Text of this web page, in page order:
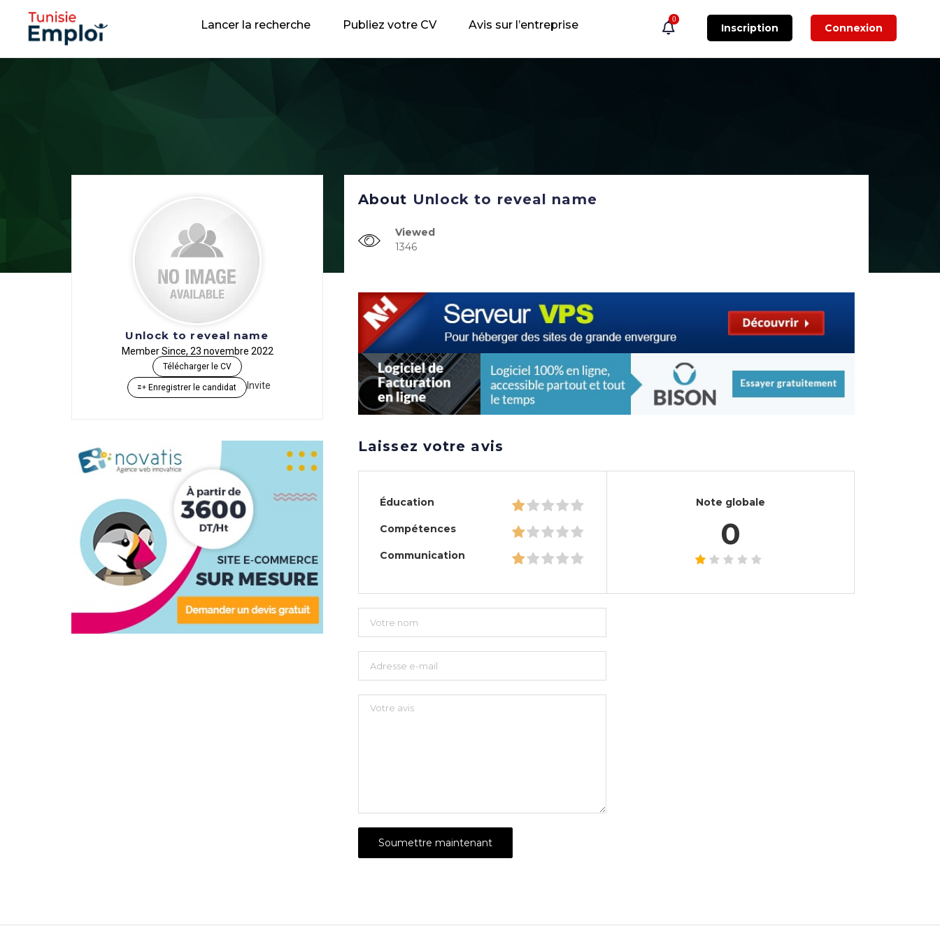
Lancer la recherche Publiez votre CV Avis sur l’entreprise 0
Inscription Connexion
Unlock to reveal name
Member Since, 23 novembre 2022
Télécharger le CV
Enregistrer le candidat Invite
About Unlock to reveal name
Viewed
1346
Laissez votre avis
Éducation
Compétences
Communication
Note globale
0